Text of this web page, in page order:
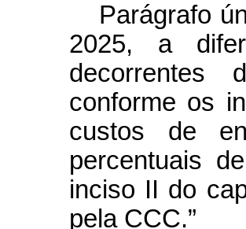
Parágrafo
2025, a
decorrentes
conforme os
custos de
percentuais
inciso II do
pela CCC.”